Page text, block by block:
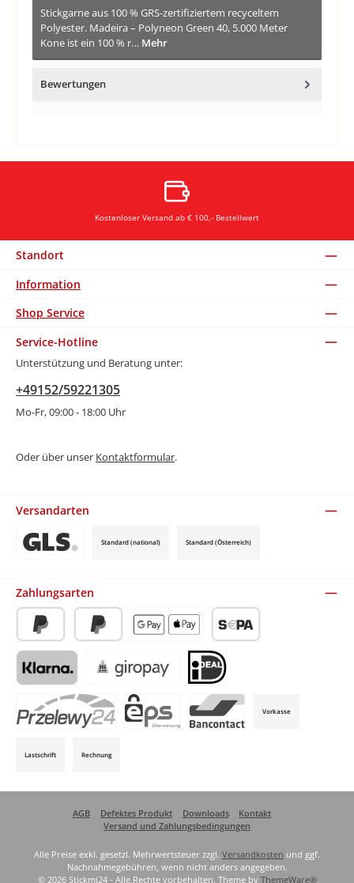
Stickgarne aus 100 % GRS-zertifiziertem recyceltem
Polyester. Madeira – Polyneon Green 40, 5.000 Meter
Kone ist ein 100 % r… Mehr
Bewertungen
Kostenloser Versand ab € 100,- Bestellwert
Standort
Information
Shop Service
Service-Hotline
Unterstützung und Beratung unter:
+49152/59221305
Mo-Fr, 09:00 - 18:00 Uhr
Oder über unser Kontaktformular.
Versandarten
Standard (national) Standard (Österreich)
Zahlungsarten
PayPal Später BezahlenApple Pay / Google Pay (via Stripe)
SEPA-Lastschrift (via Stripe)
Klarna (via Stripe)Giropay (via Stripe) iDeal (via Stripe)
Vorkasse
Lastschrift Rechnung
AGB Defektes Produkt Downloads
Kontakt
Versand und Zahlungsbedingungen
Alle Preise exkl. gesetzl. Mehrwertsteuer zzgl. Versandkosten und ggf.
Nachnahmegebühren, wenn nicht anders angegeben.
© 2026 Stickmi24 - Alle Rechte vorbehalten. Theme by ThemeWare®